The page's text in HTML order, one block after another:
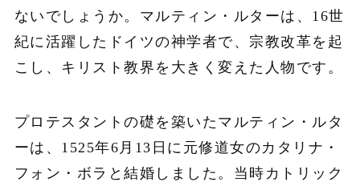
ないでしょうか。マルティン・ルターは、16世
紀に活躍したドイツの神学者で、宗教改革を起
こし、キリスト教界を大きく変えた人物です。
プロテスタントの礎を築いたマルティン・ルタ
ーは、1525年6月13日に元修道女のカタリナ・
フォン・ボラと結婚しました。当時カトリック